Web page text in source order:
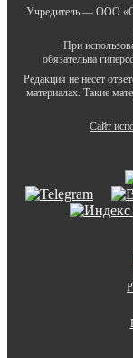
Учредитель — ООО
При
обязательна
Редакция не несет
материалах. Такие
Сайт